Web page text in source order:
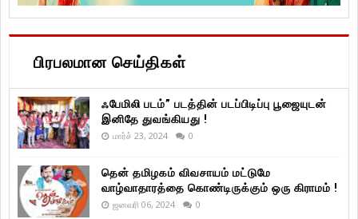
பிரபலமான செய்திகள்
ஃபேமிலி படம்” படத்தின் படப்பிடிப்பு பூஜையுடன்
இனிதே துவங்கியது !
மார்ச் 23, 2024 0
தென் தமிழகம் விவசாயம் மட்டுமே
வாழ்வாதாரத்தை கொண்டிருக்கும் ஒரு கிராமம் !
ஜனவரி 06, 2024 0